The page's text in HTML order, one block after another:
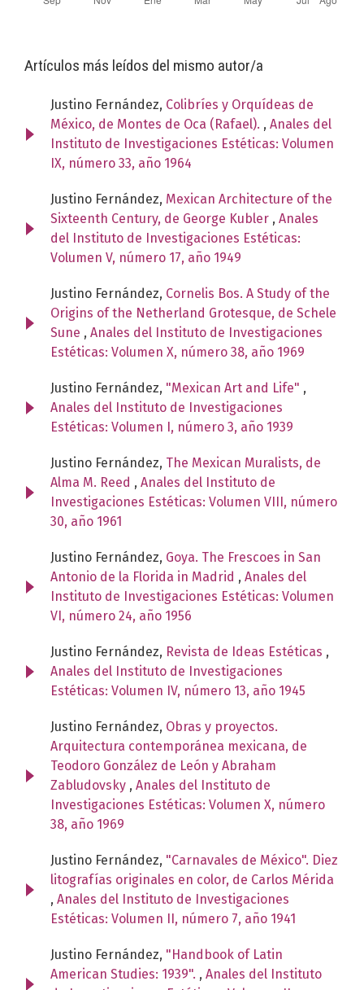
Artículos más leídos del mismo autor/a
Justino Fernández, Colibríes y Orquídeas de
México, de Montes de Oca (Rafael). , Anales del
Instituto de Investigaciones Estéticas: Volumen
IX, número 33, año 1964
Justino Fernández, Mexican Architecture of the
Sixteenth Century, de George Kubler , Anales
del Instituto de Investigaciones Estéticas:
Volumen V, número 17, año 1949
Justino Fernández, Cornelis Bos. A Study of the
Origins of the Netherland Grotesque, de Schele
Sune , Anales del Instituto de Investigaciones
Estéticas: Volumen X, número 38, año 1969
Justino Fernández, "Mexican Art and Life" ,
Anales del Instituto de Investigaciones
Estéticas: Volumen I, número 3, año 1939
Justino Fernández, The Mexican Muralists, de
Alma M. Reed , Anales del Instituto de
Investigaciones Estéticas: Volumen VIII, número
30, año 1961
Justino Fernández, Goya. The Frescoes in San
Antonio de la Florida in Madrid , Anales del
Instituto de Investigaciones Estéticas: Volumen
VI, número 24, año 1956
Justino Fernández, Revista de Ideas Estéticas ,
Anales del Instituto de Investigaciones
Estéticas: Volumen IV, número 13, año 1945
Justino Fernández, Obras y proyectos.
Arquitectura contemporánea mexicana, de
Teodoro González de León y Abraham
Zabludovsky , Anales del Instituto de
Investigaciones Estéticas: Volumen X, número
38, año 1969
Justino Fernández, "Carnavales de México". Diez
litografías originales en color, de Carlos Mérida
, Anales del Instituto de Investigaciones
Estéticas: Volumen II, número 7, año 1941
Justino Fernández, "Handbook of Latin
American Studies: 1939". , Anales del Instituto